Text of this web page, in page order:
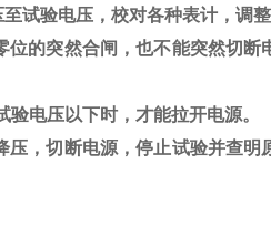
试验电压，校对各种表计，调整
的突然合闸，也不能突然切
验电压以下时，才能拉开电源。
，切断电源，停止试验并查明